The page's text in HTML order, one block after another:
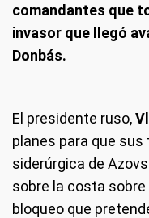
comandantes que
invasor que llegó
Donbás.
El presidente ruso,
planes para que
siderúrgica de
sobre la costa sobre
bloqueo que